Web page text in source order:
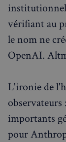
vérifiant au
le nom ne
OpenAI.
L'ironie de
importants
pour